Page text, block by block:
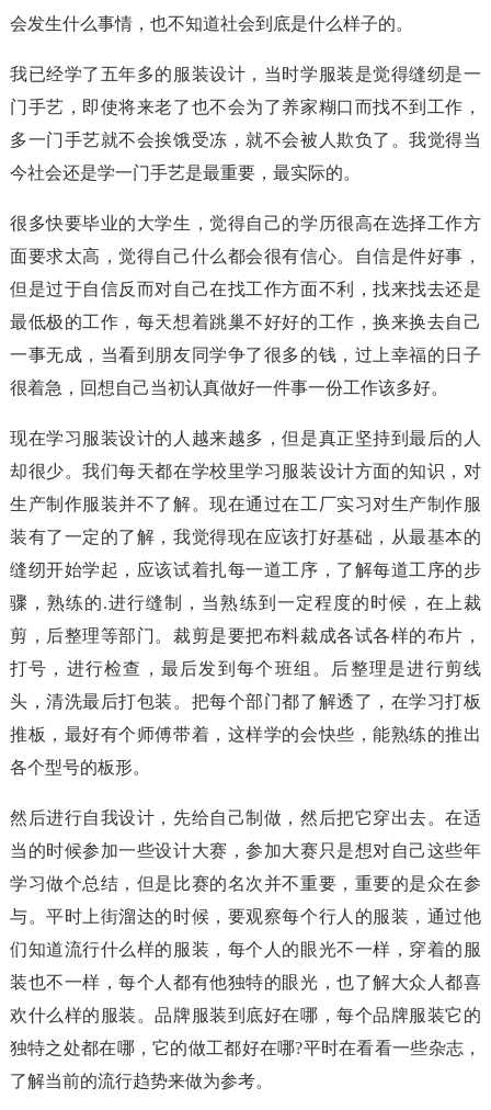
会发生什么事情，也不知道社会到底是什么样子的。
我已经学了五年多的服装设计，当时学服装是觉得缝纫是一
门手艺，即使将来老了也不会为了养家糊口而找不到工作，
多一门手艺就不会挨饿受冻，就不会被人欺负了。我觉得当
今社会还是学一门手艺是最重要，最实际的。
很多快要毕业的大学生，觉得自己的学历很高在选择工作方
面要求太高，觉得自己什么都会很有信心。自信是件好事，
但是过于自信反而对自己在找工作方面不利，找来找去还是
最低极的工作，每天想着跳巢不好好的工作，换来换去自己
一事无成，当看到朋友同学争了很多的钱，过上幸福的日子
很着急，回想自己当初认真做好一件事一份工作该多好。
现在学习服装设计的人越来越多，但是真正坚持到最后的人
却很少。我们每天都在学校里学习服装设计方面的知识，对
生产制作服装并不了解。现在通过在工厂实习对生产制作服
装有了一定的了解，我觉得现在应该打好基础，从最基本的
缝纫开始学起，应该试着扎每一道工序，了解每道工序的步
骤，熟练的.进行缝制，当熟练到一定程度的时候，在上裁
剪，后整理等部门。裁剪是要把布料裁成各试各样的布片，
打号，进行检查，最后发到每个班组。后整理是进行剪线
头，清洗最后打包装。把每个部门都了解透了，在学习打板
推板，最好有个师傅带着，这样学的会快些，能熟练的推出
各个型号的板形。
然后进行自我设计，先给自己制做，然后把它穿出去。在适
当的时候参加一些设计大赛，参加大赛只是想对自己这些年
学习做个总结，但是比赛的名次并不重要，重要的是众在参
与。平时上街溜达的时候，要观察每个行人的服装，通过他
们知道流行什么样的服装，每个人的眼光不一样，穿着的服
装也不一样，每个人都有他独特的眼光，也了解大众人都喜
欢什么样的服装。品牌服装到底好在哪，每个品牌服装它的
独特之处都在哪，它的做工都好在哪?平时在看看一些杂志，
了解当前的流行趋势来做为参考。